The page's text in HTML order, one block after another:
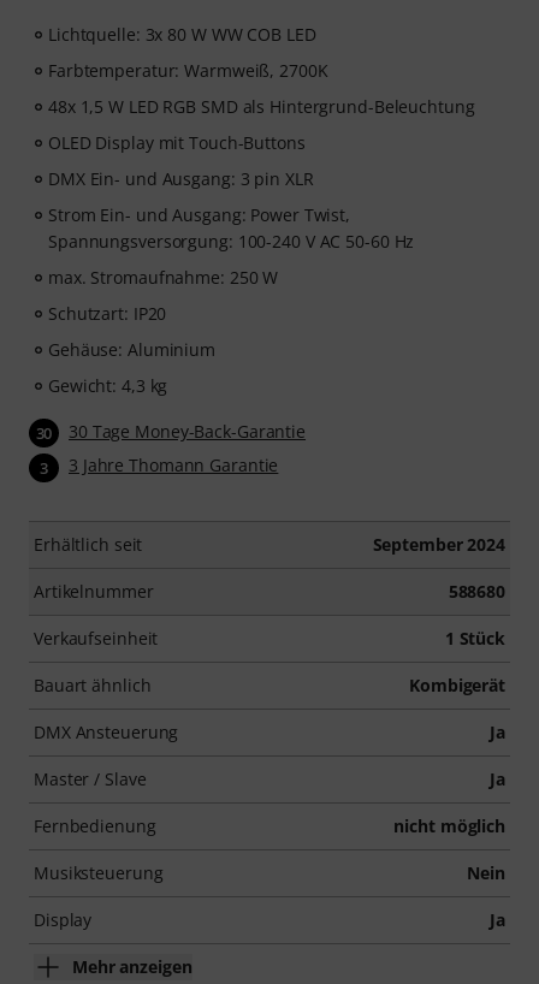
Lichtquelle: 3x 80 W WW COB LED
Farbtemperatur: Warmweiß, 2700K
48x 1,5 W LED RGB SMD als Hintergrund-Beleuchtung
OLED Display mit Touch-Buttons
DMX Ein- und Ausgang: 3 pin XLR
Strom Ein- und Ausgang: Power Twist,
Spannungsversorgung: 100-240 V AC 50-60 Hz
max. Stromaufnahme: 250 W
Schutzart: IP20
Gehäuse: Aluminium
Gewicht: 4,3 kg
30 30 Tage Money-Back-Garantie
3 3 Jahre Thomann Garantie
Erhältlich seit September 2024
Artikelnummer 588680
Verkaufseinheit 1 Stück
Bauart ähnlich Kombigerät
DMX Ansteuerung Ja
Master / Slave Ja
Fernbedienung nicht möglich
Musiksteuerung Nein
Display Ja
Mehr anzeigen